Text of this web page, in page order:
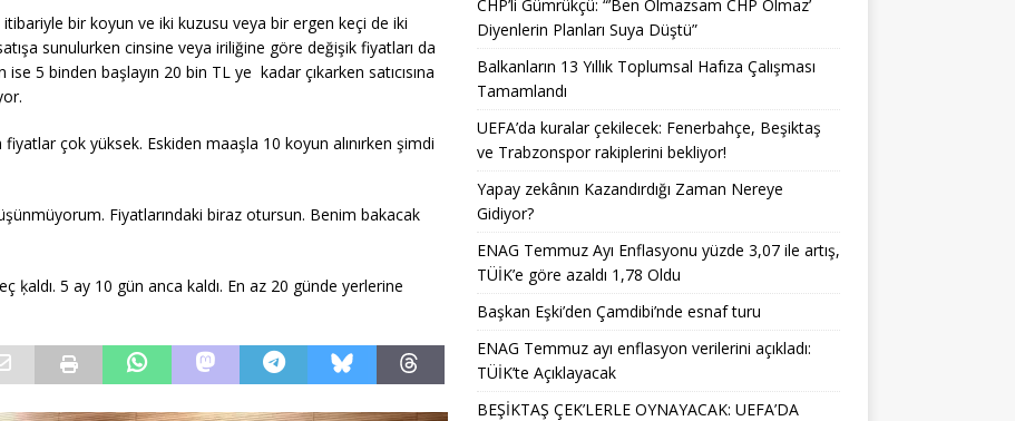
bir koyun ve iki kuzusu veya bir ergen keçi de iki
sunulurken cinsine veya iriliğine göre değişik fiyatları da
ise 5 binden başlayın 20 bin TL ye kadar çıkarken satıcısına
çok yüksek. Eskiden maaşla 10 koyun alınırken şimdi
Fiyatlarındaki biraz otursun. Benim bakacak
ķaldı. 5 ay 10 gün anca kaldı. En az 20 günde yerlerine
CHP’li Gümrükçü: “’Ben Olmazsam CHP Olmaz’
Diyenlerin Planları Suya Düştü”
Balkanların 13 Yıllık Toplumsal Hafıza Çalışması
Tamamlandı
UEFA’da kuralar çekilecek: Fenerbahçe, Beşiktaş
ve Trabzonspor rakiplerini bekliyor!
Yapay zekânın Kazandırdığı Zaman Nereye
Gidiyor?
ENAG Temmuz Ayı Enflasyonu yüzde 3,07 ile artış,
TÜİK’e göre azaldı 1,78 Oldu
Başkan Eşki’den Çamdibi’nde esnaf turu
ENAG Temmuz ayı enflasyon verilerini açıkladı:
TÜİK’te Açıklayacak
BEŞİKTAŞ ÇEK’LERLE OYNAYACAK: UEFA’DA